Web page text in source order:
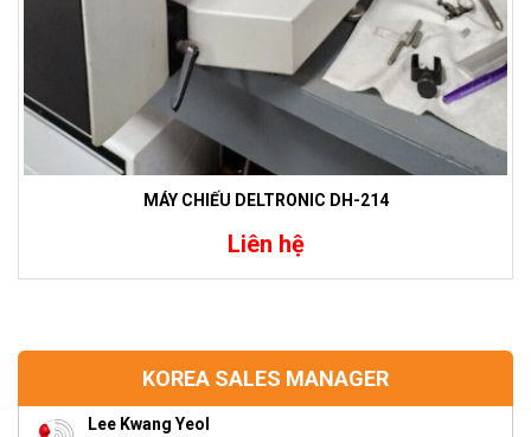
KOREA SALES MANAGER
Lee Kwang Yeol
MÁY CHIẾU DELTRONIC DH-214
Liên hệ